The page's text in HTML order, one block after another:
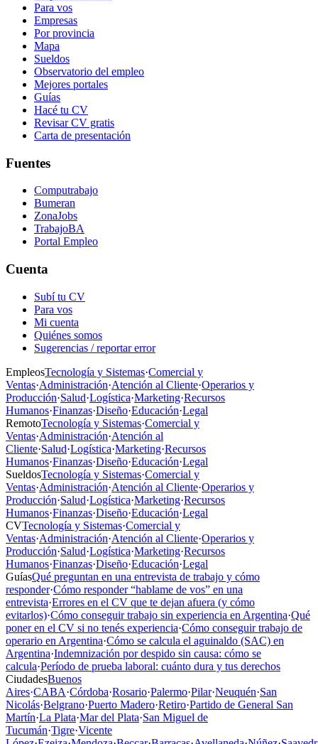
Para vos
Empresas
Por provincia
Mapa
Sueldos
Observatorio del empleo
Mejores portales
Guías
Hacé tu CV
Revisar CV gratis
Carta de presentación
Fuentes
Computrabajo
Bumeran
ZonaJobs
TrabajoBA
Portal Empleo
Cuenta
Subí tu CV
Para vos
Mi cuenta
Quiénes somos
Sugerencias / reportar error
EmpleosTecnología y Sistemas·Comercial y
Ventas·Administración·Atención al Cliente·Operarios y
Producción·Salud·Logística·Marketing·Recursos
Humanos·Finanzas·Diseño·Educación·Legal
RemotoTecnología y Sistemas·Comercial y
Ventas·Administración·Atención al
Cliente·Salud·Logística·Marketing·Recursos
Humanos·Finanzas·Diseño·Educación·Legal
SueldosTecnología y Sistemas·Comercial y
Ventas·Administración·Atención al Cliente·Operarios y
Producción·Salud·Logística·Marketing·Recursos
Humanos·Finanzas·Diseño·Educación·Legal
CVTecnología y Sistemas·Comercial y
Ventas·Administración·Atención al Cliente·Operarios y
Producción·Salud·Logística·Marketing·Recursos
Humanos·Finanzas·Diseño·Educación·Legal
GuíasQué preguntan en una entrevista de trabajo y cómo
responder·Cómo responder “hablame de vos” en una
entrevista·Errores en el CV que te dejan afuera (y cómo
evitarlos)·Cómo conseguir trabajo sin experiencia en Argentina·Qué
poner en el CV si no tenés experiencia·Cómo conseguir trabajo de
operario en Argentina·Cómo se calcula el aguinaldo (SAC) en
Argentina·Indemnización por despido sin causa: cómo se
calcula·Período de prueba laboral: cuánto dura y tus derechos
CiudadesBuenos
Aires·CABA·Córdoba·Rosario·Palermo·Pilar·Neuquén·San
Nicolás·Belgrano·Puerto Madero·Retiro·Partido de General San
Martín·La Plata·Mar del Plata·San Miguel de
Tucumán·Tigre·Vicente